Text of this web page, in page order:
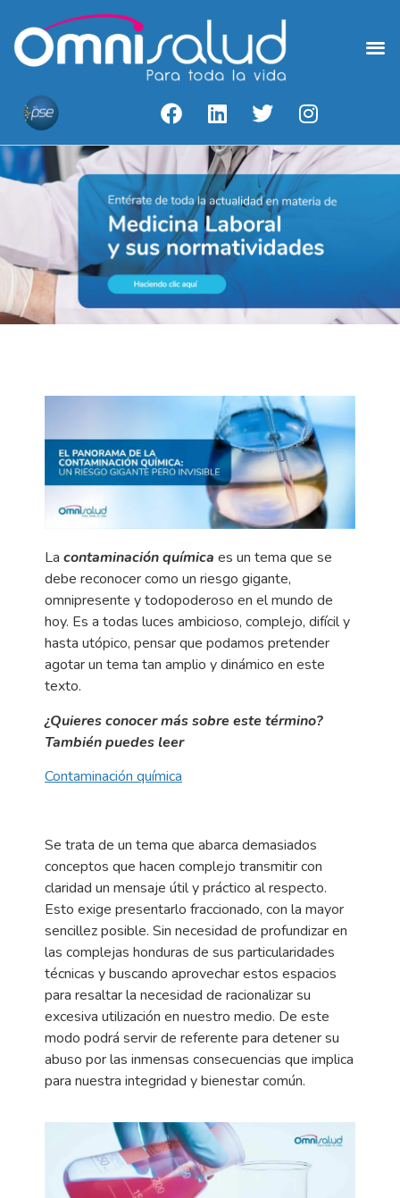
La contaminación química es un tema que se
debe reconocer como un riesgo gigante,
omnipresente y todopoderoso en el mundo de
hoy. Es a todas luces ambicioso, complejo, difícil y
hasta utópico, pensar que podamos pretender
agotar un tema tan amplio y dinámico en este
texto.
¿Quieres conocer más sobre este término?
También puedes leer
Contaminación química
Se trata de un tema que abarca demasiados
conceptos que hacen complejo transmitir con
claridad un mensaje útil y práctico al respecto.
Esto exige presentarlo fraccionado, con la mayor
sencillez posible. Sin necesidad de profundizar en
las complejas honduras de sus particularidades
técnicas y buscando aprovechar estos espacios
para resaltar la necesidad de racionalizar su
excesiva utilización en nuestro medio. De este
modo podrá servir de referente para detener su
abuso por las inmensas consecuencias que implica
para nuestra integridad y bienestar común.